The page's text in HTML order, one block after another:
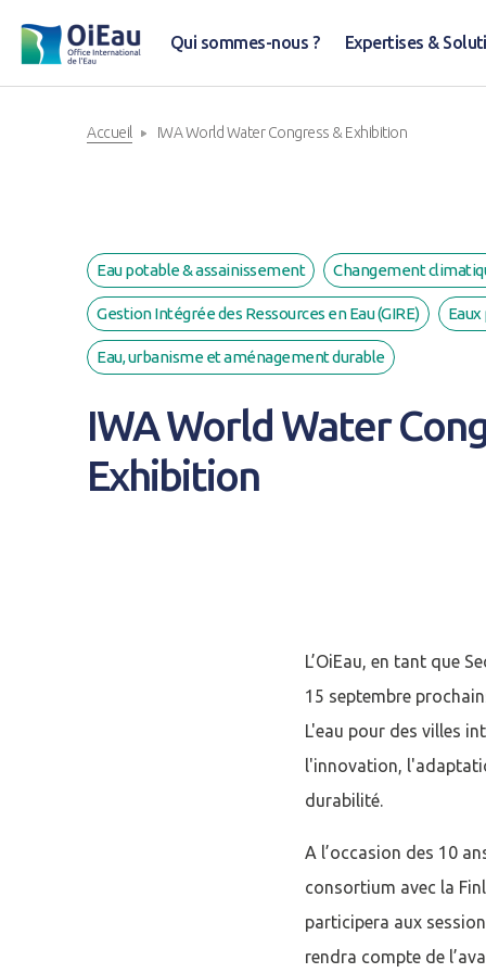
Qui sommes-nous ? Expertises &
Accueil IWA World Water Congress & Exhibition
Eau potable & assainissement Changement
Gestion Intégrée des Ressources en Eau (GIRE)
Eau, urbanisme et aménagement durable
IWA World Water
Exhibition
L’OiEau, en tant que
15 septembre
L'eau pour des villes
l'innovation,
durabilité.
A l’occasion des 10
consortium avec la
participera aux
rendra compte de